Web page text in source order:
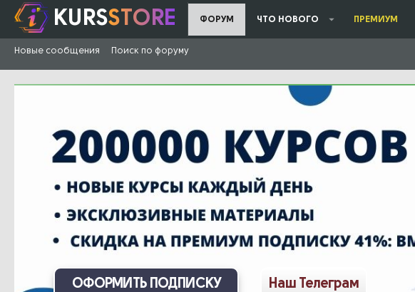
KURSSTORE ФОРУМ ЧТО НОВОГО ПРЕМИУМ
Новые сообщения Поиск по форуму
ОФОРМИТЬ ПОДПИСКУ Наш Телеграм